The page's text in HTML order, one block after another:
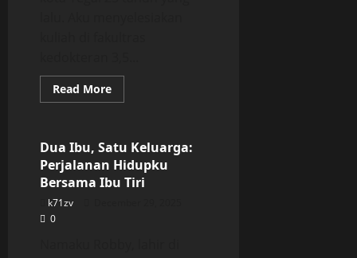
Read MoreRead
more
Satu
Keluarga:
Perjalanan
Hidupku
Bersama
Uncategorized
Dua Ibu, Satu Keluarga:
Perjalanan Hidupku
Bersama Ibu Tiri
k71zv
0